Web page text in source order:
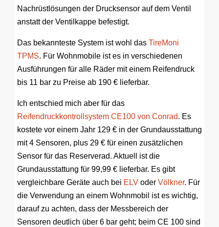
Nachrüstlösungen der Drucksensor auf dem Ventil
anstatt der Ventilkappe befestigt.
Das bekannteste System ist wohl das TireMoni
TPMS. Für Wohnmobile ist es in verschiedenen
Ausführungen für alle Räder mit einem Reifendruck
bis 11 bar zu Preise ab 190 € lieferbar.
Ich entschied mich aber für das
Reifendruckkontrollsystem CE100 von Conrad. Es
kostete vor einem Jahr 129 € in der Grundausstattung
mit 4 Sensoren, plus 29 € für einen zusätzlichen
Sensor für das Reserverad. Aktuell ist die
Grundausstattung für 99,99 € lieferbar. Es gibt
vergleichbare Geräte auch bei ELV oder Völkner. Für
die Verwendung an einem Wohnmobil ist es wichtig,
darauf zu achten, dass der Messbereich der
Sensoren deutlich über 6 bar geht; beim CE 100 sind